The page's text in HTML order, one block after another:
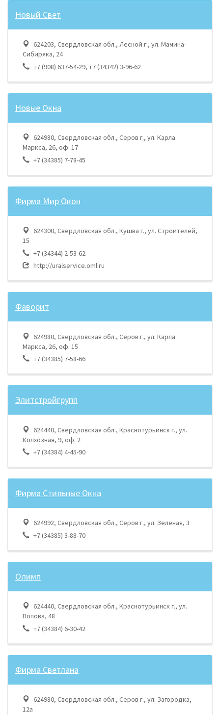
Новый Свет
624203, Свердловская обл., Лесной г., ул. Мамина-
Сибиряка, 24
+7 (908) 637-54-29, +7 (34342) 3-96-62
Новые Окна
624980, Свердловская обл., Серов г., ул. Карла
Маркса, 26, оф. 17
+7 (34385) 7-78-45
Фирма Мир Окон
624300, Свердловская обл., Кушва г., ул. Строителей,
15
+7 (34344) 2-53-62
http://uralservice.oml.ru
Фаворит
624980, Свердловская обл., Серов г., ул. Карла
Маркса, 26, оф. 15
+7 (34385) 7-58-66
Элитстройгрупп
624440, Свердловская обл., Краснотурьинск г., ул.
Колхозная, 9, оф. 2
+7 (34384) 4-45-90
Фирма Стильные Окна
624992, Свердловская обл., Серов г., ул. Зеленая, 3
+7 (34385) 3-88-70
Олимп
624440, Свердловская обл., Краснотурьинск г., ул.
Попова, 48
+7 (34384) 6-30-42
Фирма Светлана
624980, Свердловская обл., Серов г., ул. Загородка,
12а